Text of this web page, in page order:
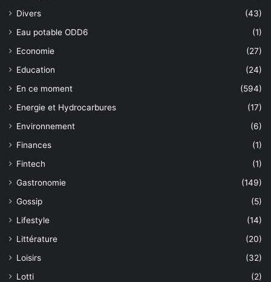
Divers
(43)
Eau potable ODD6
(1)
Economie
(27)
Education
(24)
En ce moment
(594)
Energie et Hydrocarbures
(17)
Environnement
(6)
Finances
(1)
Fintech
(1)
Gastronomie
(149)
Gossip
(5)
Lifestyle
(14)
Littérature
(20)
Loisirs
(32)
Lotti
(2)